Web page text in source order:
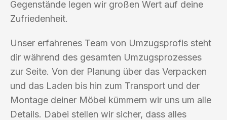
Gegenstände legen wir großen Wert auf deine
Zufriedenheit.
Unser erfahrenes Team von Umzugsprofis steht
dir während des gesamten Umzugsprozesses
zur Seite. Von der Planung über das Verpacken
und das Laden bis hin zum Transport und der
Montage deiner Möbel kümmern wir uns um alle
Details. Dabei stellen wir sicher, dass alles